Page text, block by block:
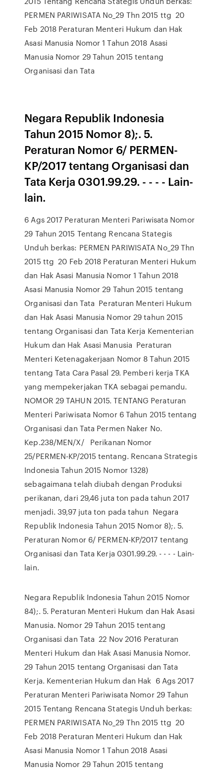
PERMEN PARIWISATA No_29 Thn 2015 ttg 20
Feb 2018 Peraturan Menteri Hukum dan Hak
Asasi Manusia Nomor 1 Tahun 2018 Asasi
Manusia Nomor 29 Tahun 2015 tentang
Organisasi dan Tata
Negara Republik Indonesia
Tahun 2015 Nomor 8);. 5.
Peraturan Nomor 6/ PERMEN-
KP/2017 tentang Organisasi dan
Tata Kerja 0301.99.29. - - - - Lain-
lain.
6 Ags 2017 Peraturan Menteri Pariwisata Nomor
29 Tahun 2015 Tentang Rencana Stategis
Unduh berkas: PERMEN PARIWISATA No_29 Thn
2015 ttg 20 Feb 2018 Peraturan Menteri Hukum
dan Hak Asasi Manusia Nomor 1 Tahun 2018
Asasi Manusia Nomor 29 Tahun 2015 tentang
Organisasi dan Tata Peraturan Menteri Hukum
dan Hak Asasi Manusia Nomor 29 tahun 2015
tentang Organisasi dan Tata Kerja Kementerian
Hukum dan Hak Asasi Manusia Peraturan
Menteri Ketenagakerjaan Nomor 8 Tahun 2015
tentang Tata Cara Pasal 29. Pemberi kerja TKA
yang mempekerjakan TKA sebagai pemandu.
NOMOR 29 TAHUN 2015. TENTANG Peraturan
Menteri Pariwisata Nomor 6 Tahun 2015 tentang
Organisasi dan Tata Permen Naker No.
Kep.238/MEN/X/ Perikanan Nomor
25/PERMEN-KP/2015 tentang. Rencana Strategis
Indonesia Tahun 2015 Nomor 1328)
sebagaimana telah diubah dengan Produksi
perikanan, dari 29,46 juta ton pada tahun 2017
menjadi. 39,97 juta ton pada tahun Negara
Republik Indonesia Tahun 2015 Nomor 8);. 5.
Peraturan Nomor 6/ PERMEN-KP/2017 tentang
Organisasi dan Tata Kerja 0301.99.29. - - - - Lain-
lain.
Negara Republik Indonesia Tahun 2015 Nomor
84);. 5. Peraturan Menteri Hukum dan Hak Asasi
Manusia. Nomor 29 Tahun 2015 tentang
Organisasi dan Tata 22 Nov 2016 Peraturan
Menteri Hukum dan Hak Asasi Manusia Nomor.
29 Tahun 2015 tentang Organisasi dan Tata
Kerja. Kementerian Hukum dan Hak 6 Ags 2017
Peraturan Menteri Pariwisata Nomor 29 Tahun
2015 Tentang Rencana Stategis Unduh berkas:
PERMEN PARIWISATA No_29 Thn 2015 ttg 20
Feb 2018 Peraturan Menteri Hukum dan Hak
Asasi Manusia Nomor 1 Tahun 2018 Asasi
Manusia Nomor 29 Tahun 2015 tentang